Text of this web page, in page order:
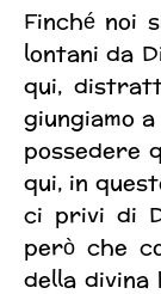
Finché noi
lontani da
qui,
giungiamo
possedere
qui, in
ci privi di
però che
della